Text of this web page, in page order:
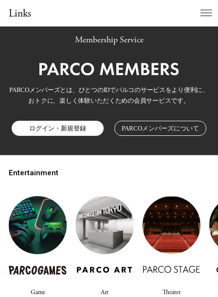
Links
Membership Service
PARCOメンバーズとは、ひとつのIDでパルコのサービスをより便利に、
おトクに、楽しく体験いただくための会員サービスです。
ログイン・新規登録 PARCOメンバーズについて
Entertainment
Game Art Theater